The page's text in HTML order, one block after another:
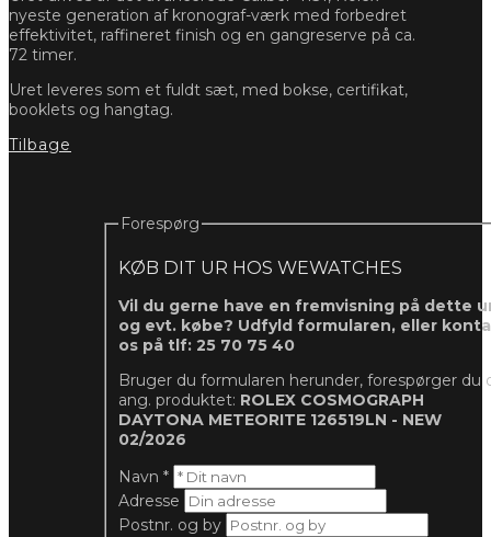
nyeste generation af kronograf-værk med forbedret
effektivitet, raffineret finish og en gangreserve på ca.
72 timer.
Uret leveres som et fuldt sæt, med bokse, certifikat,
booklets og hangtag.
Tilbage
Forespørg
KØB DIT UR HOS WEWATCHES
Vil du gerne have en fremvisning på dette
og evt. købe? Udfyld formularen, eller
os på tlf: 25 70 75 40
Bruger du formularen herunder, forespørger du
ang. produktet: ROLEX COSMOGRAPH
DAYTONA METEORITE 126519LN - NEW
02/2026
Navn *
Adresse
Postnr. og by